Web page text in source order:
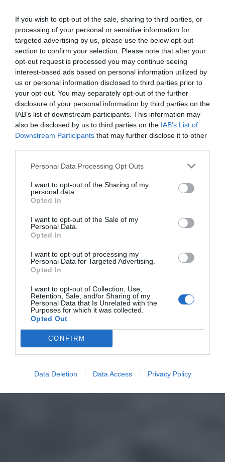
If you wish to opt-out of the sale, sharing to third parties, or
processing of your personal or sensitive information for
targeted advertising by us, please use the below opt-out
section to confirm your selection. Please note that after your
opt-out request is processed you may continue seeing
interest-based ads based on personal information utilized by
us or personal information disclosed to third parties prior to
your opt-out. You may separately opt-out of the further
disclosure of your personal information by third parties on the
IAB’s list of downstream participants. This information may
also be disclosed by us to third parties on the IAB’s List of
Downstream Participants that may further disclose it to other
Personal Data Processing Opt Outs
I want to opt-out of the Sharing of my
personal data.
Opted In
I want to opt-out of the Sale of my
Personal Data.
Opted In
I want to opt-out of processing my
Personal Data for Targeted Advertising.
Opted In
I want to opt-out of Collection, Use,
Retention, Sale, and/or Sharing of my
Personal Data that Is Unrelated with the
Purposes for which it was collected.
Opted Out
CONFIRM
Data Deletion Data Access Privacy Policy